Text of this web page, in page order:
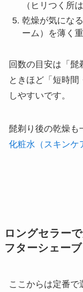
（ヒリつく所
乾燥が気にな
ーム）を薄く
回数の目安は「髭
ときほど「短時間
しやすいです。
髭剃り後の乾燥も
化粧水（スキンケ
ロングセラー
フターシェーブ
ここからは定番で